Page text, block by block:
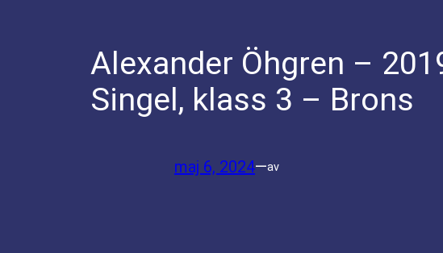
Alexander Öhgren –
Singel, klass 3 – Brons
maj 6, 2024—av